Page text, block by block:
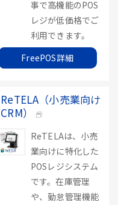
事で高機能のPOS
レジが低価格でご
利用できます。
FreePOS詳細
ReTELA（小売業向け
CRM）
ReTELAは、小売
業向けに特化した
POSレジシステム
です。在庫管理
や、勤怠管理機能